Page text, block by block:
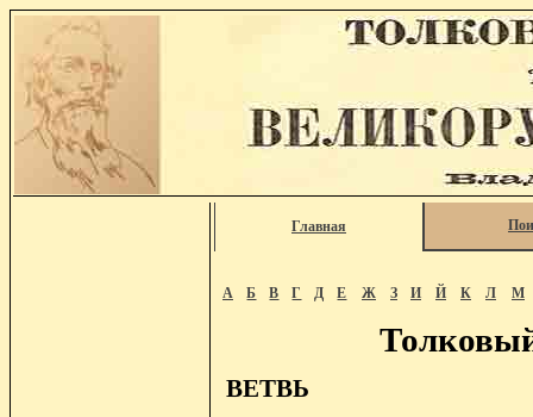
Главная
А Б В Г Д Е Ж З И Й К Л М
ВЕТВЬ